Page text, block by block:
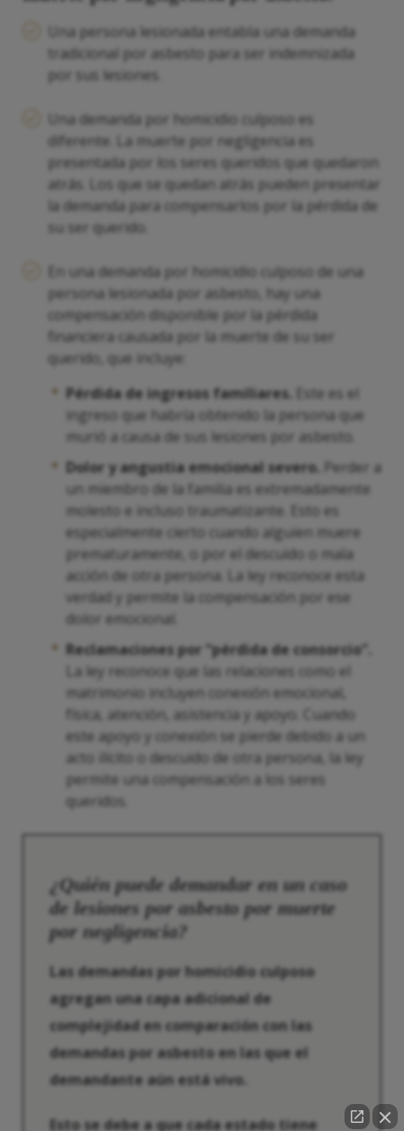
Una persona lesionada entabla una demanda
tradicional por asbesto para ser indemnizada
por sus lesiones.
Una demanda por homicidio culposo es
diferente. La muerte por negligencia es
presentada por los seres queridos que quedaron
atrás. Los que se quedan atrás pueden presentar
la demanda para compensarlos por la pérdida de
su ser querido.
En una demanda por homicidio culposo de una
persona lesionada por asbesto, hay una
compensación disponible por la pérdida
financiera causada por la muerte de su ser
querido, que incluye:
Pérdida de ingresos familiares.
Este es el
ingreso que habría obtenido la persona que
murió a causa de sus lesiones por asbesto.
Dolor y angustia emocional severo. Perder a
un miembro de la familia es extremadamente
molesto e incluso traumatizante. Esto es
especialmente cierto cuando alguien muere
prematuramente, o por el descuido o mala
acción de otra persona. La ley reconoce esta
verdad y permite la compensación por ese
dolor emocional.
Reclamaciones por “pérdida de consorcio”.
La ley reconoce que las relaciones como el
matrimonio incluyen conexión emocional,
física, atención, asistencia y apoyo. Cuando
este apoyo y conexión se pierde debido a un
acto ilícito o descuido de otra persona, la ley
permite una compensación a los seres
queridos.
¿Quién puede demandar en un caso
de lesiones por asbesto por muerte
por negligencia?
Las demandas por homicidio culposo
agregan una capa adicional de
complejidad en comparación con las
demandas por asbesto en las que el
demandante aún está vivo.
Esto se debe a que cada estado tiene